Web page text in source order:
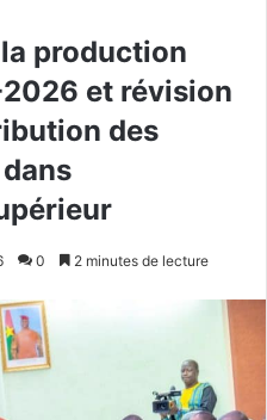
la production
et révision
des
0 2 minutes de lecture